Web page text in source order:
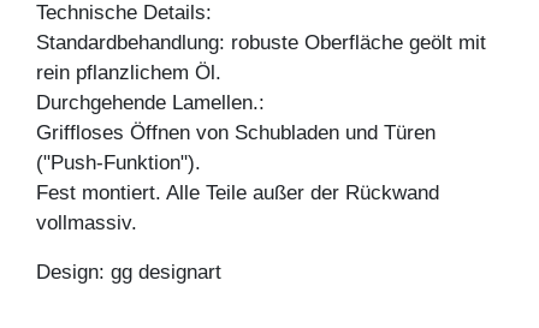
Technische Details:
Standardbehandlung: robuste Oberfläche geölt mit
rein pflanzlichem Öl.
Durchgehende Lamellen.:
Griffloses Öffnen von Schubladen und Türen
("Push-Funktion").
Fest montiert. Alle Teile außer der Rückwand
vollmassiv.
Design: gg designart